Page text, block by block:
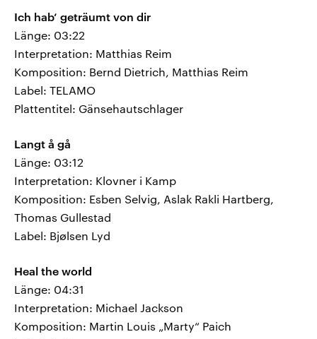
Ich hab‘ geträumt von dir
Länge: 03:22
Interpretation: Matthias Reim
Komposition: Bernd Dietrich, Matthias Reim
Label: TELAMO
Plattentitel: Gänsehautschlager
Langt å gå
Länge: 03:12
Interpretation: Klovner i Kamp
Komposition: Esben Selvig, Aslak Rakli Hartberg,
Thomas Gullestad
Label: Bjølsen Lyd
Heal the world
Länge: 04:31
Interpretation: Michael Jackson
Komposition: Martin Louis „Marty“ Paich